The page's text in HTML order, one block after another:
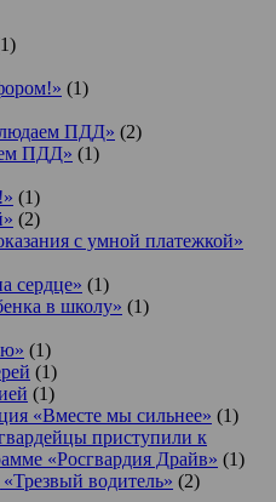
(1)
ПДД» (2)
ПДД» (1)
(1)
(2)
с умной платежкой»
сердце» (1)
в школу» (1)
(1)
(1)
(1)
«Вместе мы сильнее» (1)
приступили к
«Росгвардия Драйв» (1)
водитель» (2)